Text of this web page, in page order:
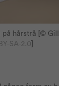
på hårstrå
[©
SA-2.0